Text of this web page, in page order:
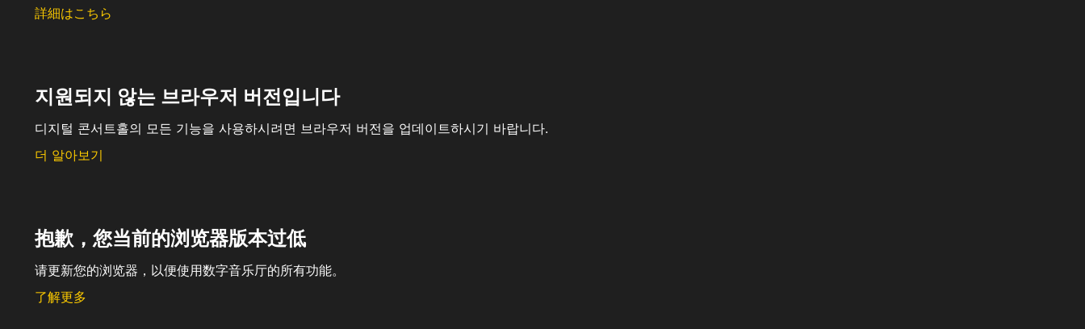
詳細はこちら
지원되지 않는 브라우저 버전입니다
디지털 콘서트홀의 모든 기능을 사용하시려면 브라우저 버전을 업데이트하시기 바랍니다.
더 알아보기
抱歉，您当前的浏览器版本过低
请更新您的浏览器，以便使用数字音乐厅的所有功能。
了解更多